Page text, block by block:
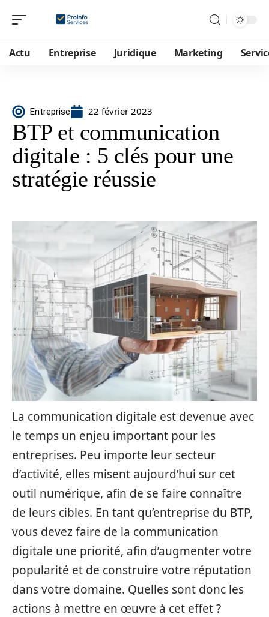
Actu Entreprise Juridique Marketing
Entreprise 22 février 2023
BTP et communication
digitale : 5 clés pour une
stratégie réussie
La communication digitale est devenue avec
le temps un enjeu important pour les
entreprises. Peu importe leur secteur
d’activité, elles misent aujourd’hui sur cet
outil numérique, afin de se faire connaître
de leurs cibles. En tant qu’entreprise du BTP,
vous devez faire de la communication
digitale une priorité, afin d’augmenter votre
popularité et de construire votre réputation
dans votre domaine. Quelles sont donc les
actions à mettre en œuvre à cet effet ?